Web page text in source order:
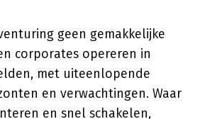
geen gemakkelijke
corporates opereren in
met uiteenlopende
en verwachtingen. Waar
en snel schakelen,